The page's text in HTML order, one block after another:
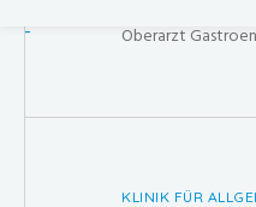
Oberarzt
KLINIK FÜR
-